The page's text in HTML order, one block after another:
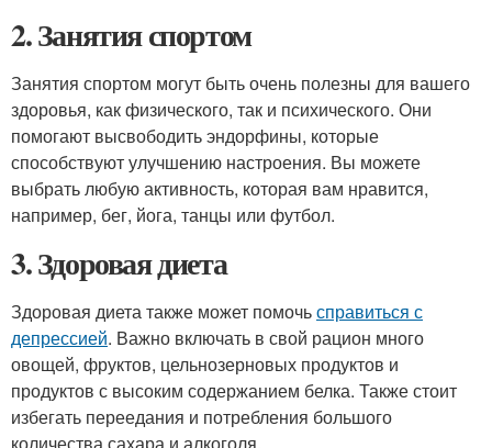
2. Занятия спортом
Занятия спортом могут быть очень полезны для вашего
здоровья, как физического, так и психического. Они
помогают высвободить эндорфины, которые
способствуют улучшению настроения. Вы можете
выбрать любую активность, которая вам нравится,
например, бег, йога, танцы или футбол.
3. Здоровая диета
Здоровая диета также может помочьсправиться с
депрессией. Важно включать в свой рацион много
овощей, фруктов, цельнозерновых продуктов и
продуктов с высоким содержанием белка. Также стоит
избегать переедания и потребления большого